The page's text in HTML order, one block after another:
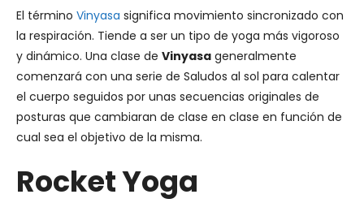
El término Vinyasa significa movimiento sincronizado con
la respiración. Tiende a ser un tipo de yoga más vigoroso
y dinámico. Una clase de Vinyasa generalmente
comenzará con una serie de Saludos al sol para calentar
el cuerpo seguidos por unas secuencias originales de
posturas que cambiaran de clase en clase en función de
cual sea el objetivo de la misma.
Rocket Yoga